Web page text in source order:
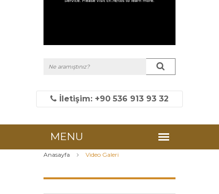
İletişim: +90 536 913 93 32
Anasayfa Video Galeri